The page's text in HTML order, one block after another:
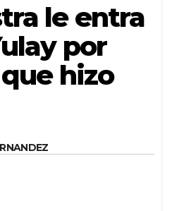
le entra
por
hizo